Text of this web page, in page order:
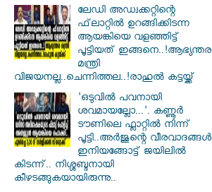
ലേഡി അഡ്വക്കറ്റിന്റെ
ഫ്‌ലാറ്റിൽ ഉറങ്ങിക്കിടന്ന
ആയങ്കിയെ വളഞ്ഞിട്ട്
പൂട്ടിയത് ഇങ്ങനെ..!ആഭ്യന്തര
മന്ത്രി
വിജയനല്ല..ചെന്നിത്തല..!രാഹുൽ കട്ടയ്ക്ക്
'ഒടുവിൽ പവനായി
ശവമായല്ലോ...'. കണ്ണൂര്‍
ടൗണിലെ ഫ്ലാറ്റിൽ നിന്ന്
പൂട്ടി..അർജുന്റെ വീരവാദങ്ങൾ
ഇനിയങ്ങോട്ട് ജയിലിൽ
കിടന്ന്.. നിശ്ശബ്ദനായി
കീഴടങ്ങുകയായിരുന്നു..